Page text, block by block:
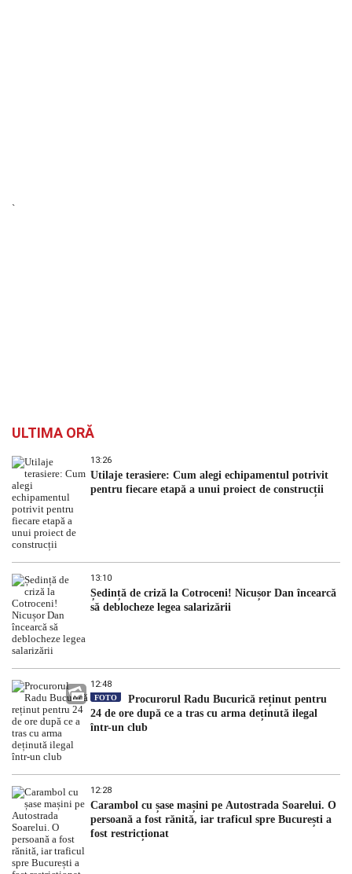
`
ULTIMA ORĂ
13:26
Utilaje terasiere: Cum alegi echipamentul potrivit
pentru fiecare etapă a unui proiect de construcții
13:10
Ședință de criză la Cotroceni! Nicușor Dan încearcă
să deblocheze legea salarizării
12:48
FOTO
Procurorul Radu Bucurică reținut pentru
24 de ore după ce a tras cu arma deținută ilegal
într-un club
12:28
Carambol cu șase mașini pe Autostrada Soarelui. O
persoană a fost rănită, iar traficul spre București a
fost restricționat